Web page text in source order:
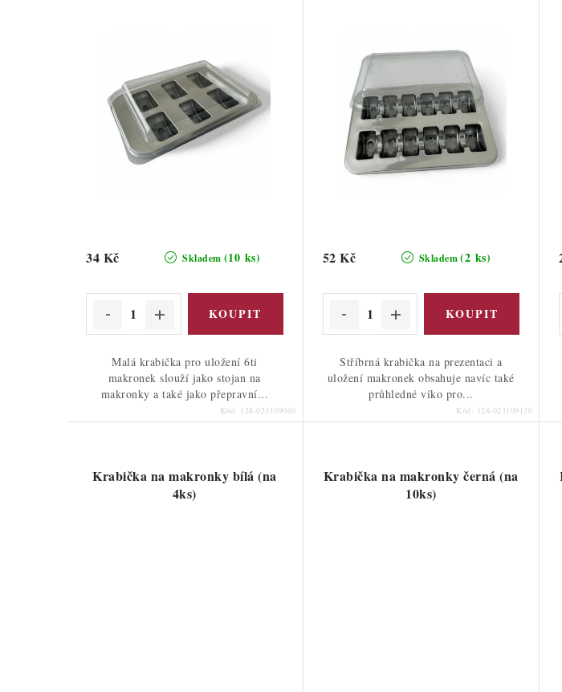
Skladem (10 ks)
34 Kč
Malá krabička pro uložení 6ti
makronek slouží jako stojan na
makronky a také jako přepravní...
Kód: 128-023109060
Skladem(2 ks)
52 Kč
Stříbrná krabička na prezentaci a
uložení makronek obsahuje navíc také
průhledné víko pro...
Kód: 128-023109120
Krabička na makronky bílá (na
4ks)
Krabička na makronky černá (na
10ks)